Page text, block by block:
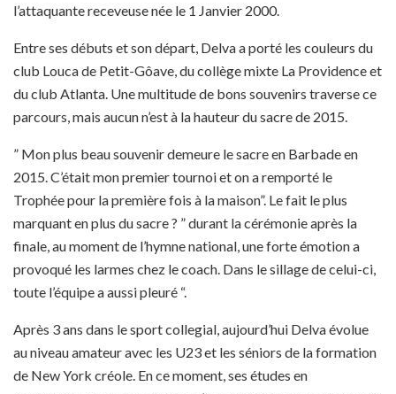
l’attaquante receveuse née le 1 Janvier 2000.
Entre ses débuts et son départ, Delva a porté les couleurs du
club Louca de Petit-Gôave, du collège mixte La Providence et
du club Atlanta. Une multitude de bons souvenirs traverse ce
parcours, mais aucun n’est à la hauteur du sacre de 2015.
” Mon plus beau souvenir demeure le sacre en Barbade en
2015. C’était mon premier tournoi et on a remporté le
Trophée pour la première fois à la maison”. Le fait le plus
marquant en plus du sacre ? ” durant la cérémonie après la
finale, au moment de l’hymne national, une forte émotion a
provoqué les larmes chez le coach. Dans le sillage de celui-ci,
toute l’équipe a aussi pleuré “.
Après 3 ans dans le sport collegial, aujourd’hui Delva évolue
au niveau amateur avec les U23 et les séniors de la formation
de New York créole. En ce moment, ses études en